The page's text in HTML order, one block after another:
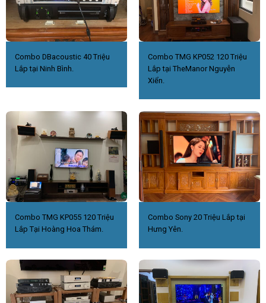
Combo DBacoustic 40 Triệu
Lắp tại Ninh Bình.
Combo TMG KP052 120 Triệu
Lắp tại TheManor Nguyễn
Xiển.
Combo TMG KP055 120 Triệu
Lắp Tại Hoàng Hoa Thám.
Combo Sony 20 Triệu Lắp tại
Hưng Yên.